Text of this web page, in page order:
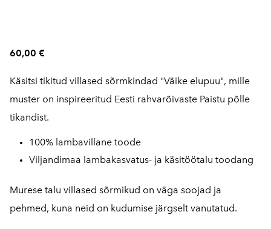
60,00 €
Käsitsi tikitud villased sõrmkindad "Väike elupuu", mille
muster on inspireeritud Eesti rahvarõivaste Paistu põlle
tikandist.
100% lambavillane toode
Viljandimaa lambakasvatus- ja käsitöötalu toodang
Murese talu villased sõrmikud on väga soojad ja
pehmed, kuna neid on kudumise järgselt vanutatud.